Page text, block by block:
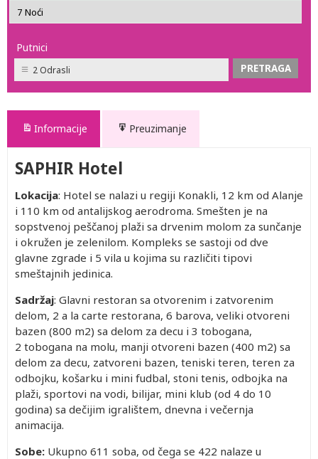
Putnici
2 Odrasli
Informacije Preuzimanje
SAPHIR Hotel
Lokacija: Hotel se nalazi u regiji Konakli, 12 km od Alanje
i 110 km od antalijskog aerodroma. Smešten je na
sopstvenoj peščanoj plaži sa drvenim molom za sunčanje
i okružen je zelenilom. Kompleks se sastoji od dve
glavne zgrade i 5 vila u kojima su različiti tipovi
smeštajnih jedinica.
Sadržaj: Glavni restoran sa otvorenim i zatvorenim
delom, 2 a la carte restorana, 6 barova, veliki otvoreni
bazen (800 m2) sa delom za decu i 3 tobogana,
2 tobogana na molu, manji otvoreni bazen (400 m2) sa
delom za decu, zatvoreni bazen, teniski teren, teren za
odbojku, košarku i mini fudbal, stoni tenis, odbojka na
plaži, sportovi na vodi, bilijar, mini klub (od 4 do 10
godina) sa dečijim igralištem, dnevna i večernja
animacija.
Sobe: Ukupno 611 soba, od čega se 422 nalaze u